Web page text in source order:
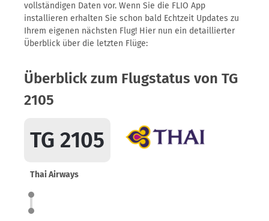
vollständigen Daten vor. Wenn Sie die FLIO App
installieren erhalten Sie schon bald Echtzeit Updates zu
Ihrem eigenen nächsten Flug! Hier nun ein detaillierter
Überblick über die letzten Flüge:
Überblick zum Flugstatus von TG
2105
TG 2105
Thai Airways